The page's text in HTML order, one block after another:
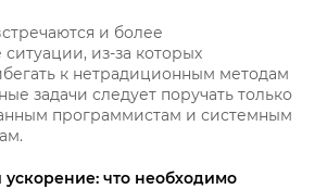
и более
из-за которых
к нетрадиционным методам
задачи следует поручать только
программистам и системным
что необходимо